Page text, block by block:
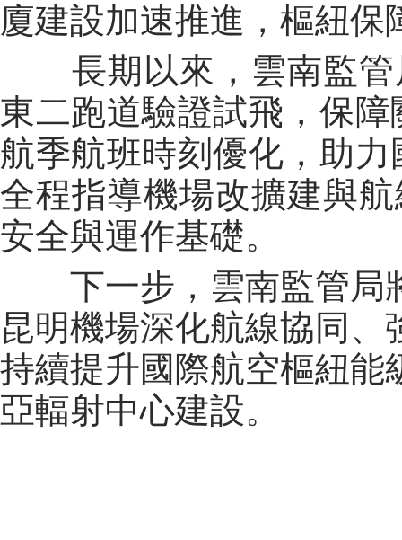
廈建設加速推進，樞紐
長期以來，雲南監
東二跑道驗證試飛，保
航季航班時刻優化，助
全程指導機場改擴建與
安全與運作基礎。
下一步，雲南監管局
昆明機場深化航線協同
持續提升國際航空樞紐能
亞輻射中心建設。